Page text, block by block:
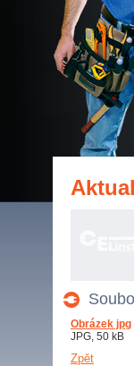
Obrázek jpg
JPG, 50 kB
Zpět